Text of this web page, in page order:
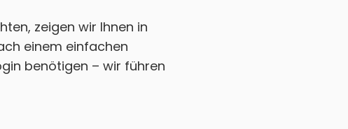
zeigen wir Ihnen in
einem einfachen
benötigen – wir führen